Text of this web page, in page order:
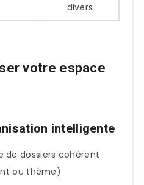
divers
votre espace
intelligente
de dossiers cohérent
ou thème)